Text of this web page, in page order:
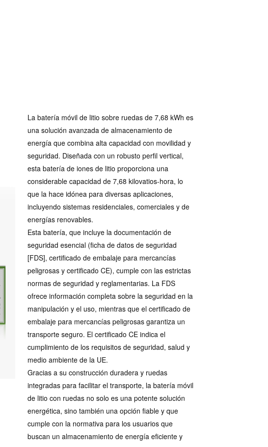
La batería móvil de litio sobre ruedas de 7,68 kWh es
una solución avanzada de almacenamiento de
energía que combina alta capacidad con movilidad y
seguridad. Diseñada con un robusto perfil vertical,
esta batería de iones de litio proporciona una
considerable capacidad de 7,68 kilovatios-hora, lo
que la hace idónea para diversas aplicaciones,
incluyendo sistemas residenciales, comerciales y de
energías renovables.
Esta batería, que incluye la documentación de
seguridad esencial (ficha de datos de seguridad
[FDS], certificado de embalaje para mercancías
peligrosas y certificado CE), cumple con las estrictas
normas de seguridad y reglamentarias. La FDS
ofrece información completa sobre la seguridad en la
manipulación y el uso, mientras que el certificado de
embalaje para mercancías peligrosas garantiza un
transporte seguro. El certificado CE indica el
cumplimiento de los requisitos de seguridad, salud y
medio ambiente de la UE.
Gracias a su construcción duradera y ruedas
integradas para facilitar el transporte, la batería móvil
de litio con ruedas no solo es una potente solución
energética, sino también una opción fiable y que
cumple con la normativa para los usuarios que
buscan un almacenamiento de energía eficiente y